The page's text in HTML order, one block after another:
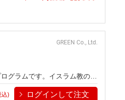
GREEN Co., Ltd.
グラムです。イスラム教の信
えを暮らしの土台とする国々
お迎えするための基礎知識を
込) ログインして注文